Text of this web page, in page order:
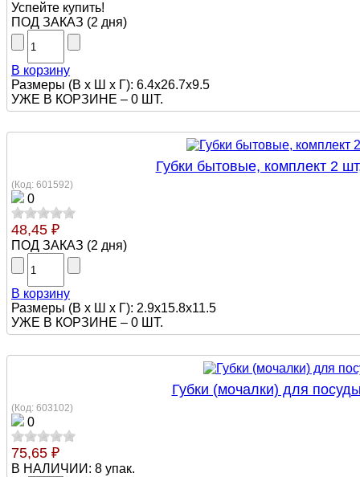
Успейте купить!
ПОД ЗАКАЗ (2 дня)
В корзину
Размеры (В х Ш х Г): 6.4x26.7x9.5
УЖЕ В КОРЗИНЕ – 0 ШТ.
Губки бытовые, комплект 2
(Код: 601592)
0
48,45 ₽
ПОД ЗАКАЗ (2 дня)
В корзину
Размеры (В х Ш х Г): 2.9x15.8x11.5
УЖЕ В КОРЗИНЕ – 0 ШТ.
Губки (мочалки) для
(Код: 603102)
0
75,65 ₽
В НАЛИЧИИ: 8 упак.